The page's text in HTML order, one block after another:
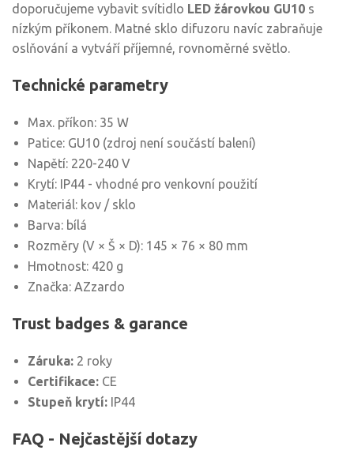
doporučujeme vybavit svítidlo LED žárovkou GU10 s
nízkým příkonem. Matné sklo difuzoru navíc zabraňuje
oslňování a vytváří příjemné, rovnoměrné světlo.
Technické parametry
Max. příkon: 35 W
Patice: GU10 (zdroj není součástí balení)
Napětí: 220-240 V
Krytí: IP44 - vhodné pro venkovní použití
Materiál: kov / sklo
Barva: bílá
Rozměry (V × Š × D): 145 × 76 × 80 mm
Hmotnost: 420 g
Značka: AZzardo
Trust badges & garance
Záruka: 2 roky
Certifikace: CE
Stupeň krytí: IP44
FAQ - Nejčastější dotazy